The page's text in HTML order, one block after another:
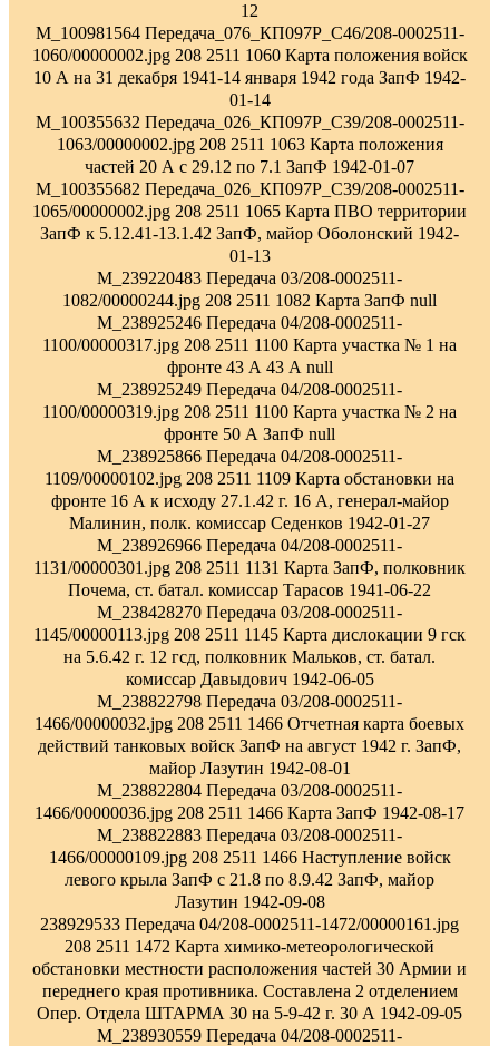
12
M_100981564 Передача_076_КП097Р_С46/208-0002511-
1060/00000002.jpg 208 2511 1060 Карта положения войск
10 А на 31 декабря 1941-14 января 1942 года ЗапФ 1942-
01-14
M_100355632 Передача_026_КП097Р_С39/208-0002511-
1063/00000002.jpg 208 2511 1063 Карта положения
частей 20 А с 29.12 по 7.1 ЗапФ 1942-01-07
M_100355682 Передача_026_КП097Р_С39/208-0002511-
1065/00000002.jpg 208 2511 1065 Карта ПВО территории
ЗапФ к 5.12.41-13.1.42 ЗапФ, майор Оболонский 1942-
01-13
M_239220483 Передача 03/208-0002511-
1082/00000244.jpg 208 2511 1082 Карта ЗапФ null
M_238925246 Передача 04/208-0002511-
1100/00000317.jpg 208 2511 1100 Карта участка № 1 на
фронте 43 А 43 А null
M_238925249 Передача 04/208-0002511-
1100/00000319.jpg 208 2511 1100 Карта участка № 2 на
фронте 50 А ЗапФ null
M_238925866 Передача 04/208-0002511-
1109/00000102.jpg 208 2511 1109 Карта обстановки на
фронте 16 А к исходу 27.1.42 г. 16 А, генерал-майор
Малинин, полк. комиссар Седенков 1942-01-27
M_238926966 Передача 04/208-0002511-
1131/00000301.jpg 208 2511 1131 Карта ЗапФ, полковник
Почема, ст. батал. комиссар Тарасов 1941-06-22
M_238428270 Передача 03/208-0002511-
1145/00000113.jpg 208 2511 1145 Карта дислокации 9 гск
на 5.6.42 г. 12 гсд, полковник Мальков, ст. батал.
комиссар Давыдович 1942-06-05
M_238822798 Передача 03/208-0002511-
1466/00000032.jpg 208 2511 1466 Отчетная карта боевых
действий танковых войск ЗапФ на август 1942 г. ЗапФ,
майор Лазутин 1942-08-01
M_238822804 Передача 03/208-0002511-
1466/00000036.jpg 208 2511 1466 Карта ЗапФ 1942-08-17
M_238822883 Передача 03/208-0002511-
1466/00000109.jpg 208 2511 1466 Наступление войск
левого крыла ЗапФ с 21.8 по 8.9.42 ЗапФ, майор
Лазутин 1942-09-08
238929533 Передача 04/208-0002511-1472/00000161.jpg
208 2511 1472 Карта химико-метеорологической
обстановки местности расположения частей 30 Армии и
переднего края противника. Составлена 2 отделением
Опер. Отдела ШТАРМА 30 на 5-9-42 г. 30 А 1942-09-05
M_238930559 Передача 04/208-0002511-